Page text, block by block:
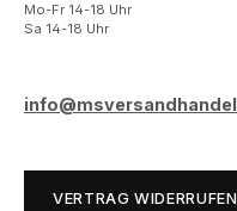
Mo-Fr 14-18 Uhr
Sa 14-18 Uhr
VERTRAG WIDERRUFEN